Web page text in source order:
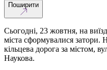
Поширити
Сьогодні, 23 жовтня, на
міста сформувалися затори.
кільцева дорога за містом,
Наукова.